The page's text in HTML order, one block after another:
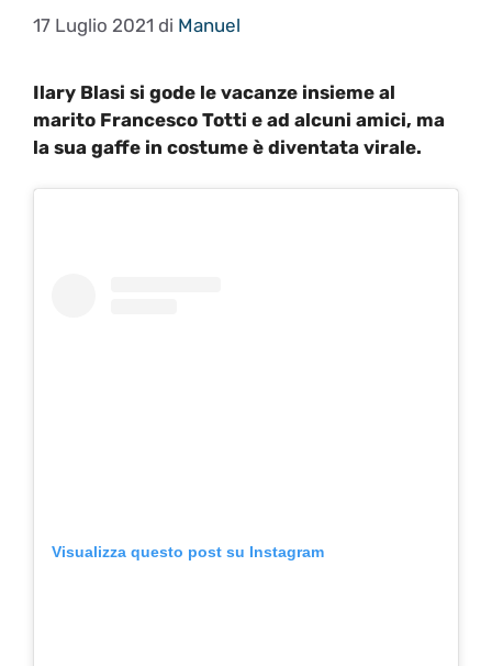
17 Luglio 2021 di Manuel
Ilary Blasi si gode le vacanze insieme al
marito Francesco Totti e ad alcuni amici, ma
la sua gaffe in costume è diventata virale.
Visualizza questo post su Instagram